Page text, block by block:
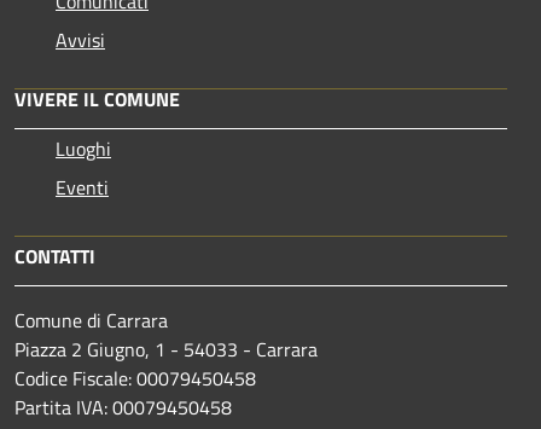
Avvisi
VIVERE IL COMUNE
Luoghi
Eventi
CONTATTI
Comune di Carrara
Piazza 2 Giugno, 1 - 54033 - Carrara
Codice Fiscale: 00079450458
Partita IVA: 00079450458